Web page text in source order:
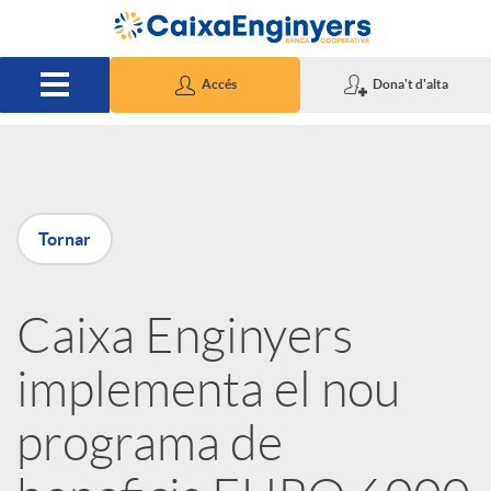
Salta al contingut principal
Accés Dona't d'alta
P
u
b
l
Tornar
Caixa Enginyers
implementa el nou
programa de